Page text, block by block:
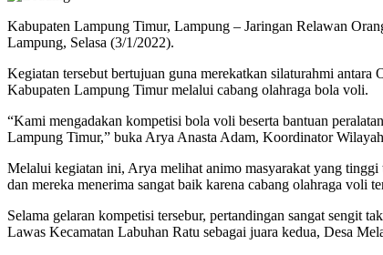
Kabupaten Lampung Timur, Lampung – Jaringan Relawan
Lampung, Selasa (3/1/2022).
Kegiatan tersebut bertujuan guna merekatkan silaturahmi
Kabupaten Lampung Timur melalui cabang olahraga bola voli.
“Kami mengadakan kompetisi bola voli beserta bantuan
Lampung Timur,” buka Arya Anasta Adam, Koordinator
Melalui kegiatan ini, Arya melihat animo masyarakat yang
dan mereka menerima sangat baik karena cabang olahraga
Selama gelaran kompetisi tersebur, pertandingan sangat sengit
Lawas Kecamatan Labuhan Ratu sebagai juara kedua, Desa